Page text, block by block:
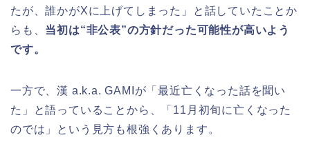
たが、誰かがXに上げてしまった」と話していたことか
らも、 当初は“非公表”の方針だった可能性が高いよう
です。
一方で、漢 a.k.a. GAMIが「最近亡くなった話を聞い
た」と語っていることから、「11月初旬に亡くなった
のでは」という見方も根強くあります。